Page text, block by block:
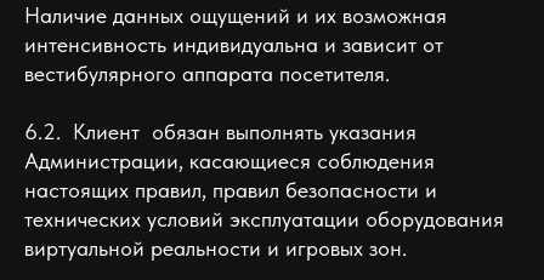
Наличие данных ощущений и их возможная
интенсивность индивидуальна и зависит от
вестибулярного аппарата посетителя.
6.2. Клиент обязан выполнять указания
Администрации, касающиеся соблюдения
настоящих правил, правил безопасности и
технических условий эксплуатации оборудования
виртуальной реальности и игровых зон.